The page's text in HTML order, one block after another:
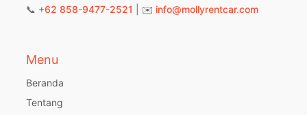
📞 +62 858-9477-2521 | ✉️ info@mollyrentcar.com
Menu
Beranda
Tentang